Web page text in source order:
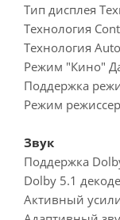
Тип дисплея
Технология
Технология
Режим "Кино"
Поддержка
Режим
Звук
Поддержка
Dolby 5.1
Активный